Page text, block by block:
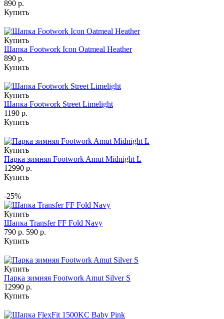
890 р.
Купить
Купить
Шапка Footwork Icon Oatmeal Heather
890 р.
Купить
Купить
Шапка Footwork Street Limelight
1190 р.
Купить
Купить
Парка зимняя Footwork Amut Midnight L
12990 р.
Купить
-25%
Купить
Шапка Transfer FF Fold Navy
790 р. 590 р.
Купить
Купить
Парка зимняя Footwork Amut Silver S
12990 р.
Купить